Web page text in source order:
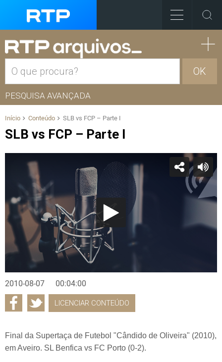
OK
PESQUISA AVANÇADA
Início Conteúdo SLB vs FCP – Parte I
SLB vs FCP – Parte I
2010-08-07 00:04:00
LICENCIAR CONTEÚDO
Final da Supertaça de Futebol "Cândido de Oliveira" (2010),
em Aveiro. SL Benfica vs FC Porto (0-2).